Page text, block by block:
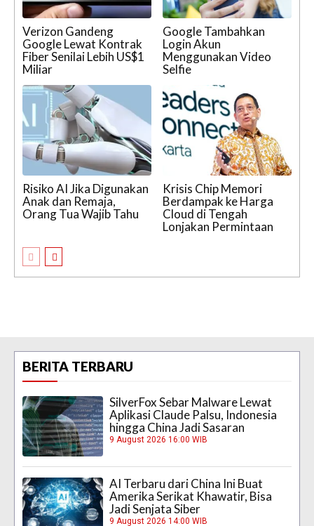
Verizon Gandeng
Google Lewat Kontrak
Fiber Senilai Lebih US$1
Miliar
Google Tambahkan
Login Akun
Menggunakan Video
Selfie
Risiko AI Jika Digunakan
Anak dan Remaja,
Orang Tua Wajib Tahu
Krisis Chip Memori
Berdampak ke Harga
Cloud di Tengah
Lonjakan Permintaan
BERITA TERBARU
SilverFox Sebar Malware Lewat
Aplikasi Claude Palsu, Indonesia
hingga China Jadi Sasaran
9 August 2026 16:00 WIB
AI Terbaru dari China Ini Buat
Amerika Serikat Khawatir, Bisa
Jadi Senjata Siber
9 August 2026 14:00 WIB